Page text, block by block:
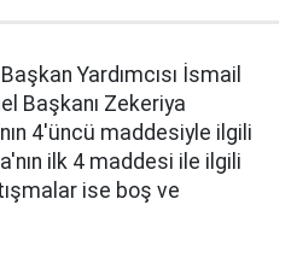
Yardımcısı İsmail
Başkanı Zekeriya
4'üncü maddesiyle ilgili
ilk 4 maddesi ile ilgili
ise boş ve